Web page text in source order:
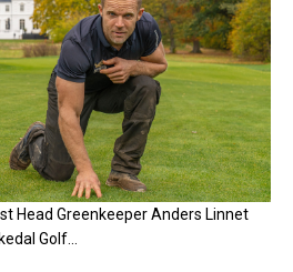
Head Greenkeeper Anders Linnet
Golf...